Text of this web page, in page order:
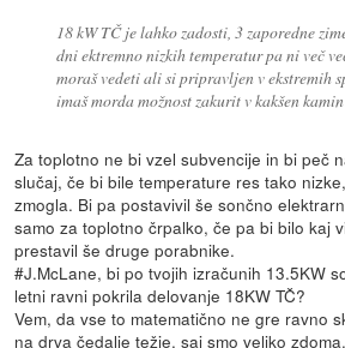
18 kW TČ je lahko zadosti, 3 zaporedne
dni ektremno nizkih temperatur pa ni več
moraš vedeti ali si pripravljen v ekstremih
imaš morda možnost zakurit v kakšen
Za toplotno ne bi vzel subvencije in bi peč
slučaj, če bi bile temperature res tako
zmogla. Bi pa postavivil še sončno
samo za toplotno črpalko, če pa bi bilo kaj
prestavil še druge porabnike.
#J.McLane, bi po tvojih izračunih 13.5KW
letni ravni pokrila delovanje 18KW TČ?
Vem, da vse to matematično ne gre ravno
na drva čedalje težje, saj smo veliko zdoma.